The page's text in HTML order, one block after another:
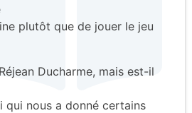
plutôt que de jouer le jeu
Ducharme, mais est-il
qui nous a donné certains